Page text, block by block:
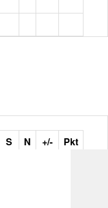
S N +/- Pkt